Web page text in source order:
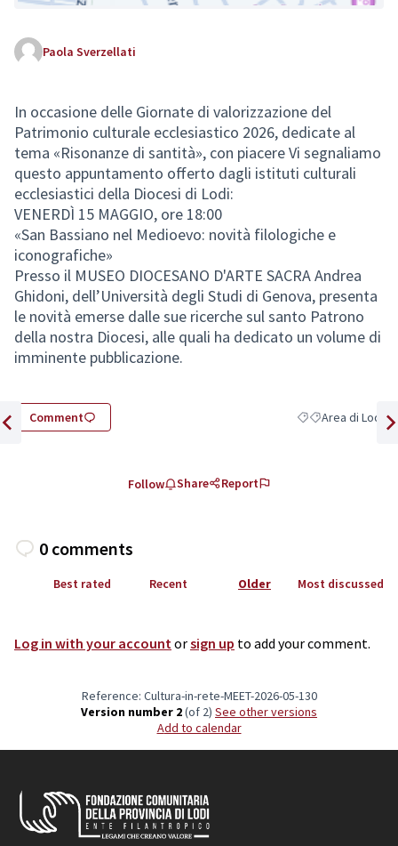
(External link)
Paola Sverzellati
In occasione delle Giornate di valorizzazione del
Patrimonio culturale ecclesiastico 2026, dedicate al
tema «Risonanze di santità», con piacere Vi segnaliamo
questo appuntamento offerto dagli istituti culturali
ecclesiastici della Diocesi di Lodi:
VENERDÌ 15 MAGGIO, ore 18:00
«San Bassiano nel Medioevo: novità filologiche e
iconografiche»
Presso il MUSEO DIOCESANO D'ARTE SACRA Andrea
Ghidoni, dell’Università degli Studi di Genova, presenta
le novità emerse dalle sue ricerche sul santo Patrono
della nostra Diocesi, alle quali ha dedicato un volume di
imminente pubblicazione.
Comment Filter results for
Filter results for
Area di Lodi
Follow Share Report
0 comments
Best rated Recent Older Most discussed
Log in with your account orsign up to add your comment.
Reference: Cultura-in-rete-MEET-2026-05-130
Version number 2(of 2)
see other versions
Add to calendar